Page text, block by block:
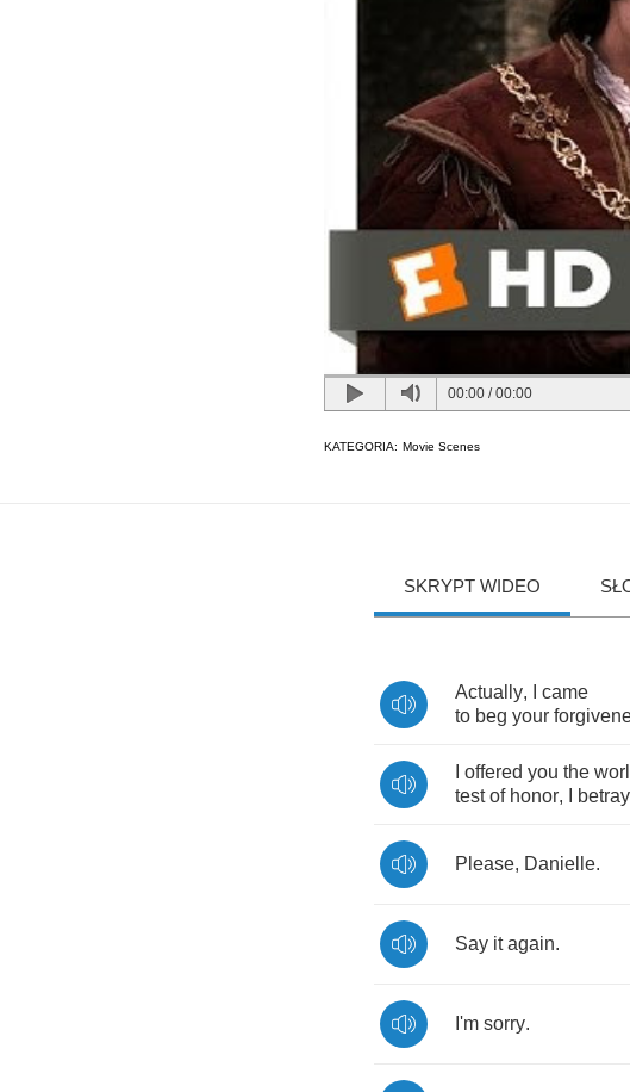
00:00 /00:00
KATEGORIA: Movie Scenes
SKRYPT WIDEO
Actually,
came
to beg your
offered you the
test of honor,
Please, Danielle.
Say it again.
I'm sorry.